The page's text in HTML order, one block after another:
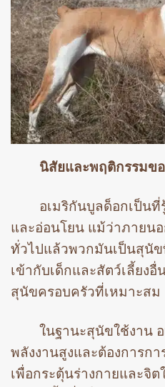
นิสัยและพฤติกรรมข
อเมริกันบูลด็อกเป็น
และอ่อนโยน แม้ว่าภายน
ทั่วไปแล้วพวกมันเป็นสุนั
เข้ากับเด็กและสัตว์เลี้ยง
สุนัขครอบครัวที่เหมาะสม
ในฐานะสุนัขใช้งาน
พลังงานสูงและต้องการก
เพื่อกระตุ้นร่างกายและจิ